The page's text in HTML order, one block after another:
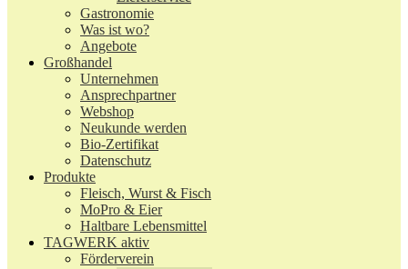
Gastronomie
Was ist wo?
Angebote
Großhandel
Unternehmen
Ansprechpartner
Webshop
Neukunde werden
Bio-Zertifikat
Datenschutz
Produkte
Fleisch, Wurst & Fisch
MoPro & Eier
Haltbare Lebensmittel
TAGWERK aktiv
Förderverein